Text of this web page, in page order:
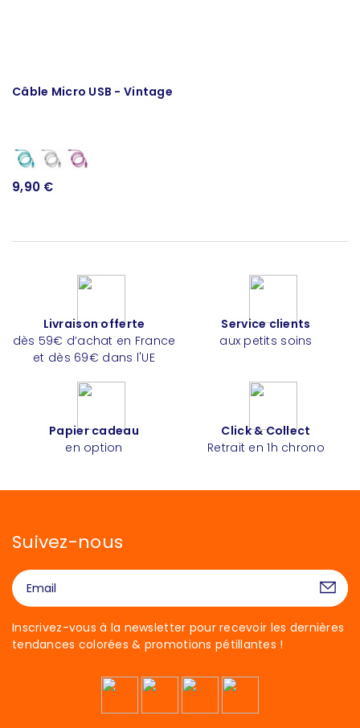
Câble Micro USB - Vintage
9,90 €
Livraison offerte
dès 59€ d’achat en France
et dès 69€ dans l'UE
Service clients
aux petits soins
Papier cadeau
en option
Click & Collect
Retrait en 1h chrono
Suivez-nous
Inscrivez-vous à la newsletter pour recevoir les dernières
tendances colorées & promotions pétillantes !